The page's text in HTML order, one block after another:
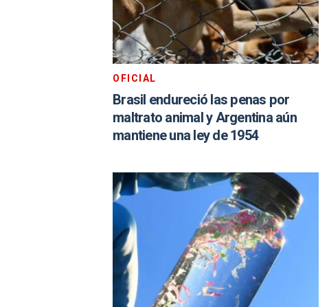
OFICIAL
Brasil endureció las penas por
maltrato animal y Argentina aún
mantiene una ley de 1954